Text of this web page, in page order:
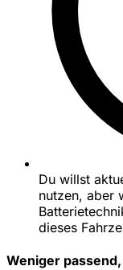
Du willst
nutzen, aber
dieses
Weniger